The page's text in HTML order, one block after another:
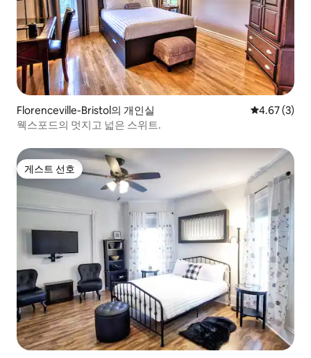
Florenceville-Bristol의 개인실 평점 4.67점
4.67 (3)
웩스포드의 멋지고 넓은 스위트.
게스트 선호
게스트 선호